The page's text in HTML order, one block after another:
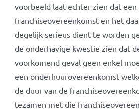
voorbeeld laat echter zien dat een
franchiseovereenkomst en het
degelijk serieus dient te worden
de onderhavige kwestie zien dat
voorkomend geval geen enkel
een onderhuurovereenkomst
de duur van de
tezamen met die